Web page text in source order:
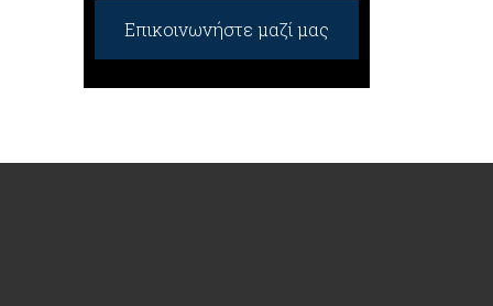
Επικοινωνήστε μαζί μας